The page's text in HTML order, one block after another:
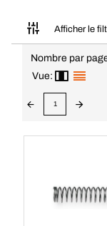
Afficher le
Nombre par
Vue:
1